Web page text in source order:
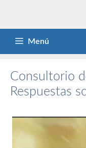
Menú
Consultorio
Respuestas